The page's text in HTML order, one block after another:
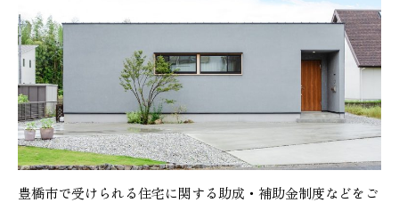
豊橋市で受けられる住宅に関する助成・補助金制度などをご